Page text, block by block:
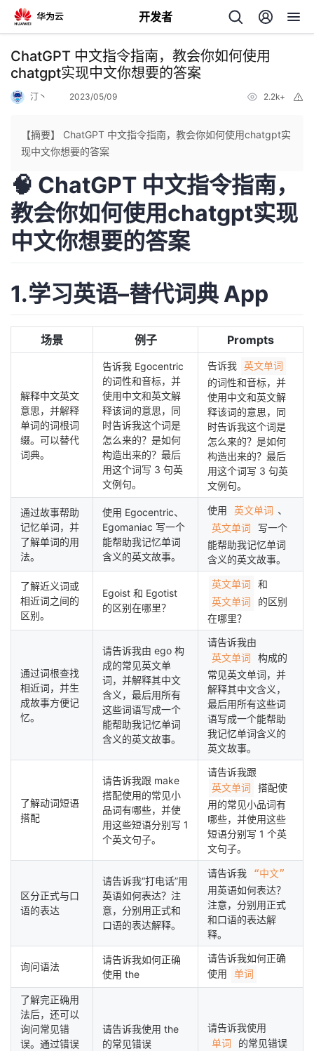
开发者
返
回
人
主
我
的
发
的
博
我
的
坛
我
圈
子
的
直
播
我
的
活
动
我
的
关
的
发
者
我
程
认
的
验
我
收
藏
我
Programs
的
支
的
支
持
我
声
建
ChatGPT 中文指令指南，教会你如何使用
chatgpt实现中文你想要的答案
汀丶 2023/05/09 2.2k+
【摘要】 ChatGPT 中文指令指南，教会你如何使用chatgpt实
现中文你想要的答案
🧠 ChatGPT 中文指令指南，
教会你如何使用chatgpt实现
中文你想要的答案
1.学习英语–替代词典 App
场景 例子 Prompts
解释中文英文
意思，并解释
单词的词根词
缀。可以替代
词典。
告诉我 Egocentric
的词性和音标，并
使用中文和英文解
释该词的意思，同
时告诉我这个词是
怎么来的？是如何
构造出来的？最后
用这个词写 3 句英
文例句。
告诉我 英文单词
的词性和音标，并
使用中文和英文解
释该词的意思，同
时告诉我这个词是
怎么来的？是如何
构造出来的？最后
用这个词写 3 句英
文例句。
通过故事帮助
记忆单词，并
了解单词的用
法。
使用 Egocentric、
Egomaniac 写一个
能帮助我记忆单词
含义的英文故事。
使用 英文单词 、
英文单词
写一个
能帮助我记忆单词
含义的英文故事。
了解近义词或
相近词之间的
区别。
Egoist 和 Egotist
的区别在哪里？
英文单词 和
英文单词
的区别
在哪里？
通过词根查找
相近词，并生
成故事方便记
忆。
请告诉我由 ego 构
成的常见英文单
词，并解释其中文
含义，最后用所有
这些词语写成一个
能帮助我记忆单词
含义的英文故事。
请告诉我由
英文单词
构成的
常见英文单词，并
解释其中文含义，
最后用所有这些词
语写成一个能帮助
我记忆单词含义的
英文故事。
了解动词短语
搭配
请告诉我跟 make
搭配使用的常见小
品词有哪些，并使
用这些短语分别写 1
个英文句子。
请告诉我跟
英文单词
搭配使
用的常见小品词有
哪些，并使用这些
短语分别写 1 个英
文句子。
区分正式与口
语的表达
请告诉我“打电话”用
英语如何表达？注
意，分别用正式和
口语的表达解释。
请告诉我 “中文”
用英语如何表达？
注意，分别用正式
和口语的表达解
释。
询问语法
请告诉我如何正确
使用 the
请告诉我如何正确
使用
单词
了解完正确用
法后，还可以
询问常见错
误。通过错误
请告诉我使用 the
的常见错误
请告诉我使用
单词 的常见错误